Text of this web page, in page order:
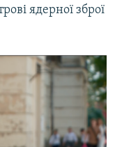
ядерної зброї